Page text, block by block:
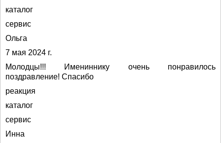
каталог
сервис
Ольга
7 мая 2024 г.
Молодцы!!! Имениннику очень понравилось
поздравление! Спасибо
реакция
каталог
сервис
Инна